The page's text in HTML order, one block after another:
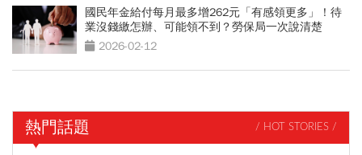
國民年金給付每月最多增262元「有感領更多」！待
業沒錢繳怎辦、可能領不到？勞保局一次說清楚
2026-02-12
熱門話題 / HOT STORIES /